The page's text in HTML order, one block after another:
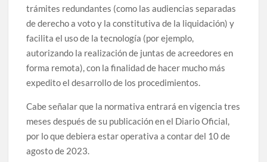
trámites redundantes (como las audiencias separadas
de derecho a voto y la constitutiva de la liquidación) y
facilita el uso de la tecnología (por ejemplo,
autorizando la realización de juntas de acreedores en
forma remota), con la finalidad de hacer mucho más
expedito el desarrollo de los procedimientos.
Cabe señalar que la normativa entrará en vigencia tres
meses después de su publicación en el Diario Oficial,
por lo que debiera estar operativa a contar del 10 de
agosto de 2023.